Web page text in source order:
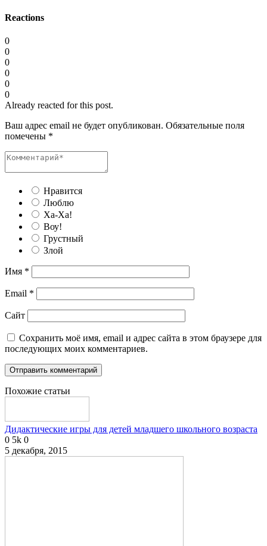
Reactions
0
0
0
0
0
0
Already reacted for this post.
Ваш адрес email не будет опубликован. Обязательные поля
помечены *
Нравится
Люблю
Ха-Ха!
Воу!
Грустный
Злой
Имя *
Email *
Сайт
Сохранить моё имя, email и адрес сайта в этом браузере для
последующих моих комментариев.
Похожие статьи
Дидактические игры для детей младшего школьного возраста
0 5k 0
5 декабря, 2015